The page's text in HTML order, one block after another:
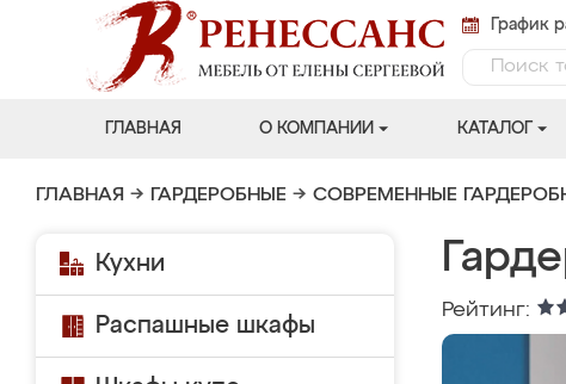
График
ГЛАВНАЯ О КОМПАНИИ КАТАЛОГ
ГЛАВНАЯ → ГАРДЕРОБНЫЕ → СОВРЕМЕННЫЕ
Кухни
Распашные шкафы
Рейтинг: